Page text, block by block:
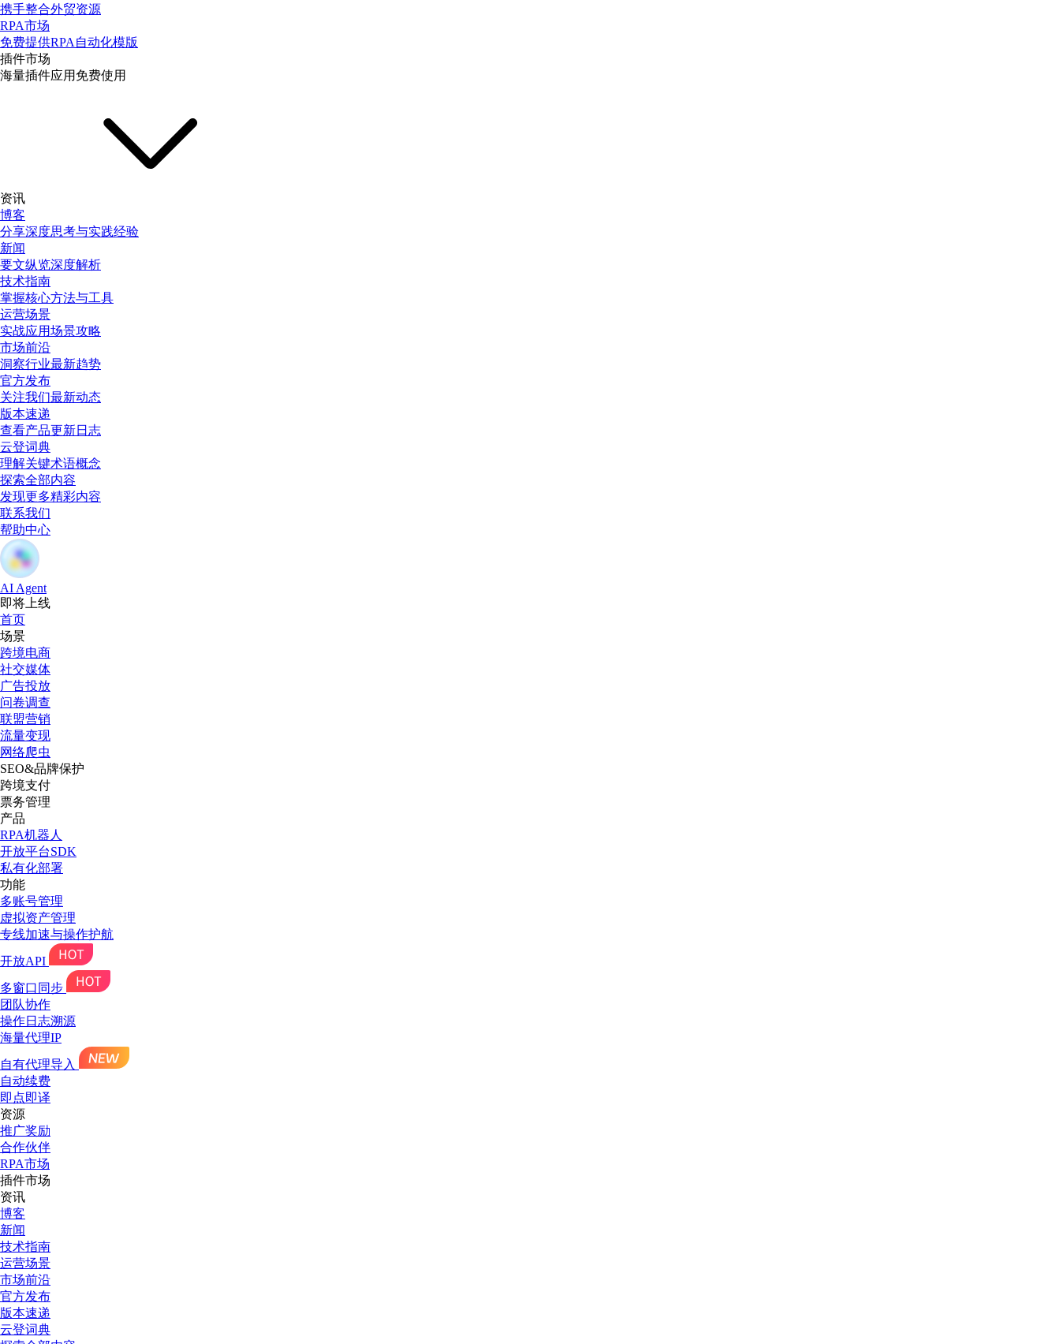
携手整合外贸资源
RPA市场
免费提供RPA自动化模版
插件市场
海量插件应用免费使用
资讯
博客
分享深度思考与实践经验
新闻
要文纵览深度解析
技术指南
掌握核心方法与工具
运营场景
实战应用场景攻略
市场前沿
洞察行业最新趋势
官方发布
关注我们最新动态
版本速递
查看产品更新日志
云登词典
理解关键术语概念
探索全部内容
发现更多精彩内容
联系我们
帮助中心
AI Agent
即将上线
首页
场景
跨境电商
社交媒体
广告投放
问卷调查
联盟营销
流量变现
网络爬虫
SEO&品牌保护
跨境支付
票务管理
产品
RPA机器人
开放平台SDK
私有化部署
功能
多账号管理
虚拟资产管理
专线加速与操作护航
开放API
多窗口同步
团队协作
操作日志溯源
海量代理IP
自有代理导入
自动续费
即点即译
资源
推广奖励
合作伙伴
RPA市场
插件市场
资讯
博客
新闻
技术指南
运营场景
市场前沿
官方发布
版本速递
云登词典